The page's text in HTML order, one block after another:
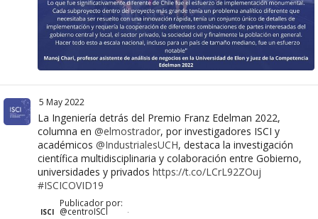
5 May 2022
La Ingeniería detrás del Premio Franz Edelman 2022,
columna en @elmostrador, por investigadores ISCI y
académicos @IndustrialesUCH, destaca la investigación
científica multidisciplinaria y colaboración entre Gobierno,
universidades y privados https://t.co/LCrL92ZOuj
#ISCICOVID19
ISCI
Publicador por:
@centroISCI ·